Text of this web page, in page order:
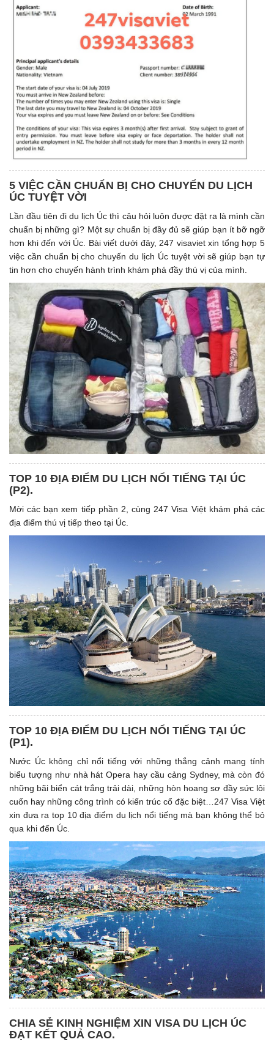
5 VIỆC CẦN CHUẨN BỊ CHO CHUYỂN DU LỊCH
ÚC TUYỆT VỜI
Lần đầu tiên đi du lịch Úc thì câu hỏi luôn được đặt ra là mình cần
chuẩn bị những gì? Một sự chuẩn bị đầy đủ sẽ giúp bạn ít bỡ ngỡ
hơn khi đến với Úc. Bài viết dưới đây, 247 visaviet xin tổng hợp 5
việc cần chuẩn bị cho chuyến du lịch Úc tuyệt vời sẽ giúp bạn tự
tin hơn cho chuyến hành trình khám phá đầy thú vị của mình.
TOP 10 ĐỊA ĐIỂM DU LỊCH NỔI TIẾNG TẠI ÚC
(P2).
Mời các bạn xem tiếp phần 2, cùng 247 Visa Việt khám phá các
địa điểm thú vị tiếp theo tại Úc.
TOP 10 ĐỊA ĐIỂM DU LỊCH NỔI TIẾNG TẠI ÚC
(P1). ​
Nước Úc không chỉ nổi tiếng với những thắng cảnh mang tính
biểu tượng như nhà hát Opera hay cầu cảng Sydney, mà còn đó
những bãi biển cát trắng trải dài, những hòn hoang sơ đầy sức lôi
cuốn hay những công trình có kiến trúc cổ đặc biệt…247 Visa Việt
xin đưa ra top 10 địa điểm du lịch nổi tiếng mà bạn không thể bỏ
qua khi đến Úc.
CHIA SẺ KINH NGHIỆM XIN VISA DU LỊCH ÚC
ĐẠT KẾT QUẢ CAO.